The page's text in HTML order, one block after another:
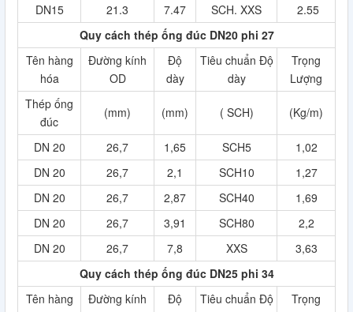
DN15
21.3 7.47 SCH. XXS
2.55
Quy cách thép ống đúc DN20 phi 27
Tên hàng
hóa
Đường kính
OD
Độ
dày
Tiêu chuẩn Độ
dày
Trọng
Lượng
Thép ống
đúc
(mm) (mm) ( SCH) (Kg/m)
DN 20 26,7 1,65 SCH5
1,02
DN 20
26,7 2,1 SCH10
1,27
DN 20
26,7 2,87 SCH40
1,69
DN 20
26,7 3,91 SCH80
2,2
DN 20
26,7 7,8 XXS
3,63
Quy cách thép ống đúc DN25 phi 34
Tên hàng
Đường kính
Độ
Tiêu chuẩn Độ
Trọng